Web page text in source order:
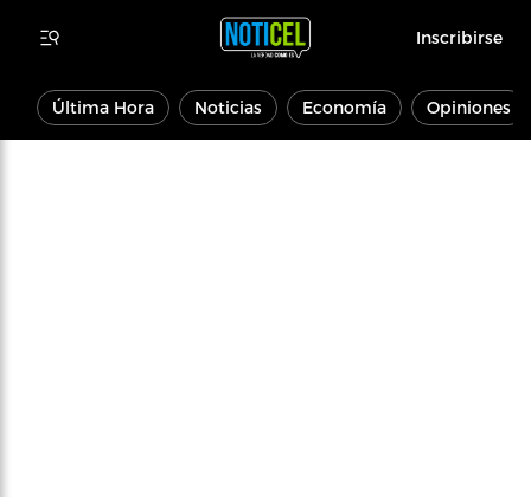
Inscribirse
Última Hora Noticias Economía Opiniones